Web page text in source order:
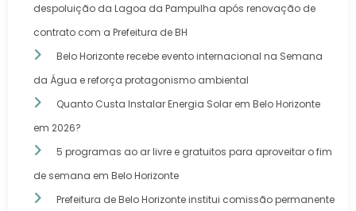
despoluição da Lagoa da Pampulha após renovação de
contrato com a Prefeitura de BH
Belo Horizonte recebe evento internacional na Semana
da Água e reforça protagonismo ambiental
Quanto Custa Instalar Energia Solar em Belo Horizonte
em 2026?
5 programas ao ar livre e gratuitos para aproveitar o fim
de semana em Belo Horizonte
Prefeitura de Belo Horizonte institui comissão permanente